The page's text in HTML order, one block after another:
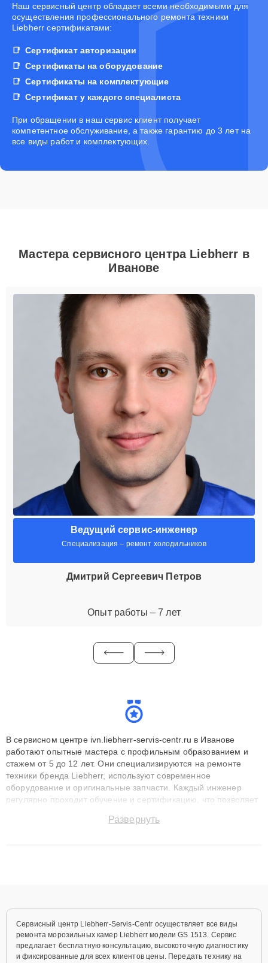
Наш сервисный центр обладает всеми необходимыми для
осуществления профессионального ремонта техники
Liebherr сертификатами:
Сертификат авторизации
Сертификаты на оборудование
Сертификаты на комплектующие
Сертификат у каждого специалиста
При обращении в наш сервис клиент получает
компетентное обслуживание, а также гарантию до 3 лет на
все виды работ и комплектующих.
Мастера сервисного центра Liebherr в
Иванове
Ведущий сервис-инженер
Специализация – ремонт холодильников
Дмитрий Сергеевич Петров
Опыт работы – 7 лет
В сервисном центре ivn.liebherr-servis-centr.ru в Иванове
работают опытные мастера с профильным образованием и
стажем от 5 до 12 лет. Они специализируются на ремонте
техники бренда Liebherr, используют современное
оборудование и оригинальные запчасти. Каждый инженер
регулярно проходит обучение и сертификацию, что позволяет
технику с сохранением гарантии до 3 лет. Наши мастера
Развернуть
Сервисный центр Liebherr-Servis-Centr осуществляет все виды
ремонта морозильных камер Liebherr модели GS 1513. Сервис
предлагает бесплатную консультацию, высокоточную диагностику
и фиксированные для всех клиентов цены. Передать технику на